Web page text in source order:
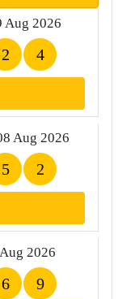
Aug 2026
2 4
Aug 2026
5 2
2026
6 9